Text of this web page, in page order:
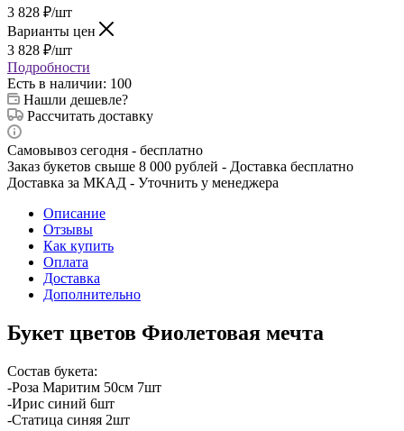
3 828 ₽/шт
Варианты цен
3 828 ₽/шт
Подробности
Есть в наличии: 100
Нашли дешевле?
Рассчитать доставку
Самовывоз сегодня - бесплатно
Заказ букетов свыше 8 000 рублей - Доставка бесплатно
Доставка за МКАД - Уточнить у менеджера
Описание
Отзывы
Как купить
Оплата
Доставка
Дополнительно
Букет цветов Фиолетовая мечта
Состав букета:
-Роза Маритим 50см 7шт
-Ирис синий 6шт
-Статица синяя 2шт